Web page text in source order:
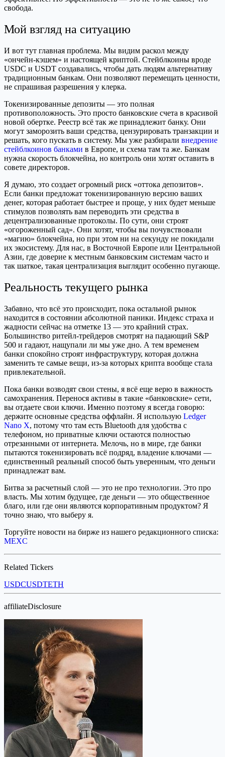
свобода.
Мой взгляд на ситуацию
И вот тут главная проблема. Мы видим раскол между
«ончейн-кэшем» и настоящей криптой. Стейблкоины вроде
USDC и USDT создавались, чтобы дать людям альтернативу
традиционным банкам. Они позволяют перемещать ценности,
не спрашивая разрешения у клерка.
Токенизированные депозиты — это полная
противоположность. Это просто банковские счета в красивой
новой обертке. Реестр всё так же принадлежит банку. Они
могут заморозить ваши средства, цензурировать транзакции и
решать, кого пускать в систему. Мы уже разбирали внедрение
стейблкоинов банками в Европе, и схема там та же. Банкам
нужна скорость блокчейна, но контроль они хотят оставить в
совете директоров.
Я думаю, это создает огромный риск «оттока депозитов».
Если банки предложат токенизированную версию ваших
денег, которая работает быстрее и проще, у них будет меньше
стимулов позволять вам переводить эти средства в
децентрализованные протоколы. По сути, они строят
«огороженный сад». Они хотят, чтобы вы почувствовали
«магию» блокчейна, но при этом ни на секунду не покидали
их экосистему. Для нас, в Восточной Европе или Центральной
Азии, где доверие к местным банковским системам часто и
так шаткое, такая централизация выглядит особенно пугающе.
Реальность текущего рынка
Забавно, что всё это происходит, пока остальной рынок
находится в состоянии абсолютной паники. Индекс страха и
жадности сейчас на отметке 13 — это крайний страх.
Большинство ритейл-трейдеров смотрят на падающий S&P
500 и гадают, нащупали ли мы уже дно. А тем временем
банки спокойно строят инфраструктуру, которая должна
заменить те самые вещи, из-за которых крипта вообще стала
привлекательной.
Пока банки возводят свои стены, я всё еще верю в важность
самохранения. Перенося активы в такие «банковские» сети,
вы отдаете свои ключи. Именно поэтому я всегда говорю:
держите основные средства оффлайн. Я использую Ledger
Nano X, потому что там есть Bluetooth для удобства с
телефоном, но приватные ключи остаются полностью
отрезанными от интернета. Мелочь, но в мире, где банки
пытаются токенизировать всё подряд, владение ключами —
единственный реальный способ быть уверенным, что деньги
принадлежат вам.
Битва за расчетный слой — это не про технологии. Это про
власть. Мы хотим будущее, где деньги — это общественное
благо, или где они являются корпоративным продуктом? Я
точно знаю, что выберу я.
Торгуйте новости на бирже из нашего редакционного списка:
MEXC
Related Tickers
USDCUSDTETH
affiliateDisclosure